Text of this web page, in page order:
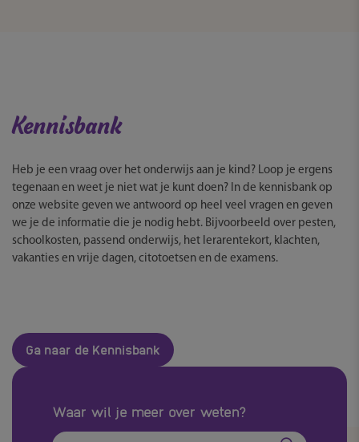
Kennisbank
Heb je een vraag over het onderwijs aan je kind? Loop je ergens
tegenaan en weet je niet wat je kunt doen? In de kennisbank op
onze website geven we antwoord op heel veel vragen en geven
we je de informatie die je nodig hebt. Bijvoorbeeld over pesten,
schoolkosten, passend onderwijs, het lerarentekort, klachten,
vakanties en vrije dagen, citotoetsen en de examens.
Ga naar de Kennisbank
Waar wil je meer over weten?